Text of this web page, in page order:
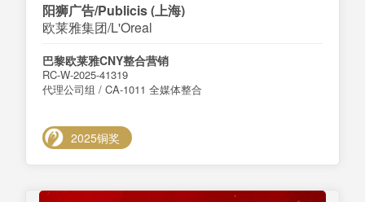
阳狮广告/Publicis (上海)
欧莱雅集团/L'Oreal
巴黎欧莱雅CNY整合营销
RC-W-2025-41319
代理公司组 / CA-1011 全媒体整合
2025铜奖